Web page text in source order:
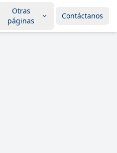
Otras
páginas
Contáctanos